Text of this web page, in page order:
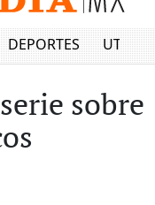
DEPORTES
sobre